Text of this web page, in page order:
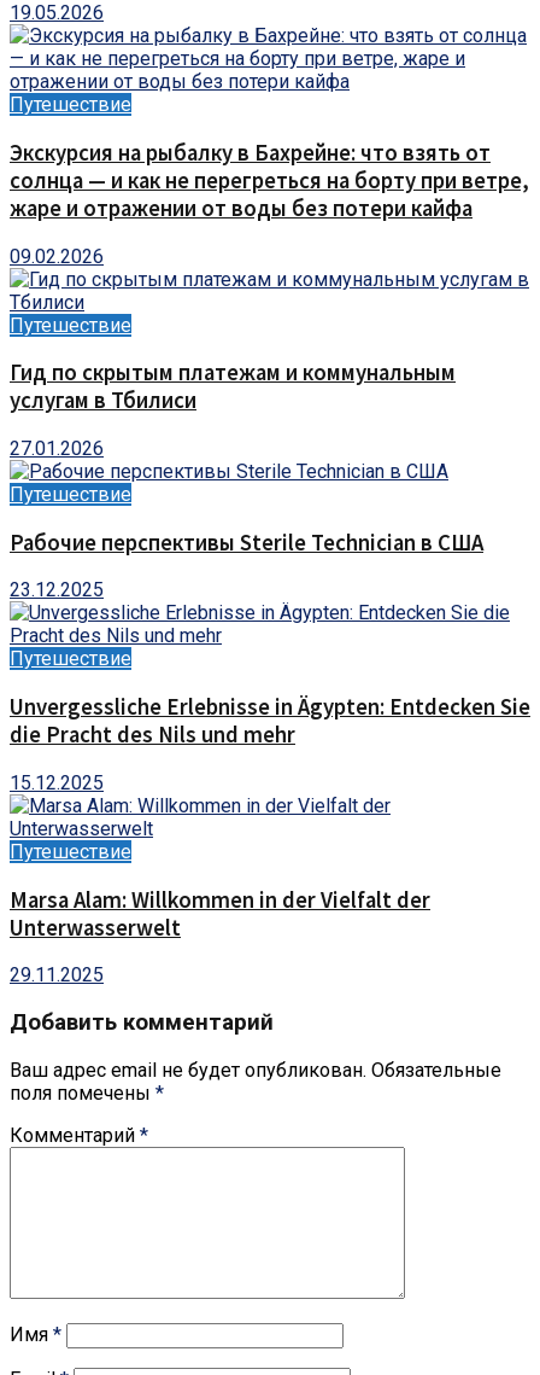
19.05.2026
Путешествие
Экскурсия на рыбалку в Бахрейне: что взять от
солнца — и как не перегреться на борту при ветре,
жаре и отражении от воды без потери кайфа
09.02.2026
Путешествие
Гид по скрытым платежам и коммунальным
услугам в Тбилиси
27.01.2026
Путешествие
Рабочие перспективы Sterile Technician в США
23.12.2025
Путешествие
Unvergessliche Erlebnisse in Ägypten: Entdecken Sie
die Pracht des Nils und mehr
15.12.2025
Путешествие
Marsa Alam: Willkommen in der Vielfalt der
Unterwasserwelt
29.11.2025
Добавить комментарий
Ваш адрес email не будет опубликован. Обязательные
поля помечены *
Комментарий *
Имя *